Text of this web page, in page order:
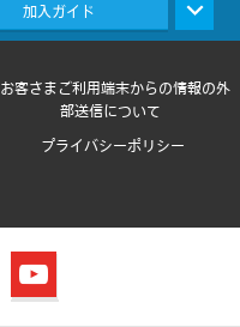
加入ガイド
お客さまご利用端末からの情報の外
部送信について
プライバシーポリシー